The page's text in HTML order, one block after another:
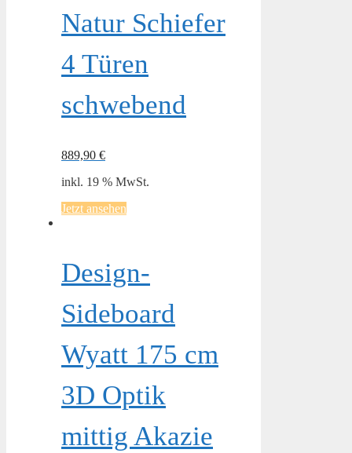
Natur Schiefer
4 Türen
schwebend
889,90 €
inkl. 19 % MwSt.
Jetzt ansehen
Design-
Sideboard
Wyatt 175 cm
3D Optik
mittig Akazie